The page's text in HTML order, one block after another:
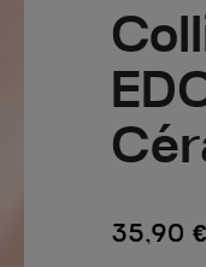
35,90 €